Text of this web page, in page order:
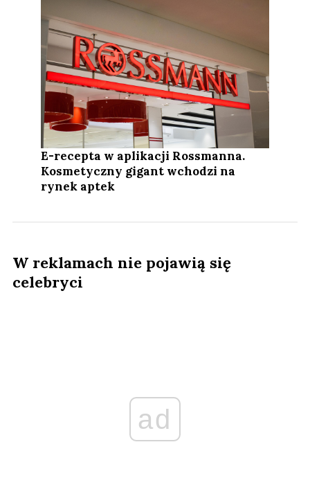
E-recepta w aplikacji Rossmanna.
Kosmetyczny gigant wchodzi na
rynek aptek
W reklamach nie pojawią się
celebryci
ad